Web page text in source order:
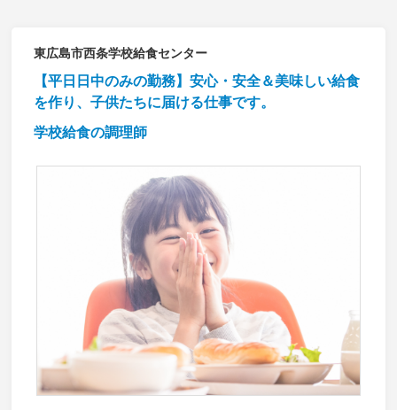
東広島市西条学校給食センター
【平日日中のみの勤務】安心・安全＆美味しい給食
を作り、子供たちに届ける仕事です。
学校給食の調理師